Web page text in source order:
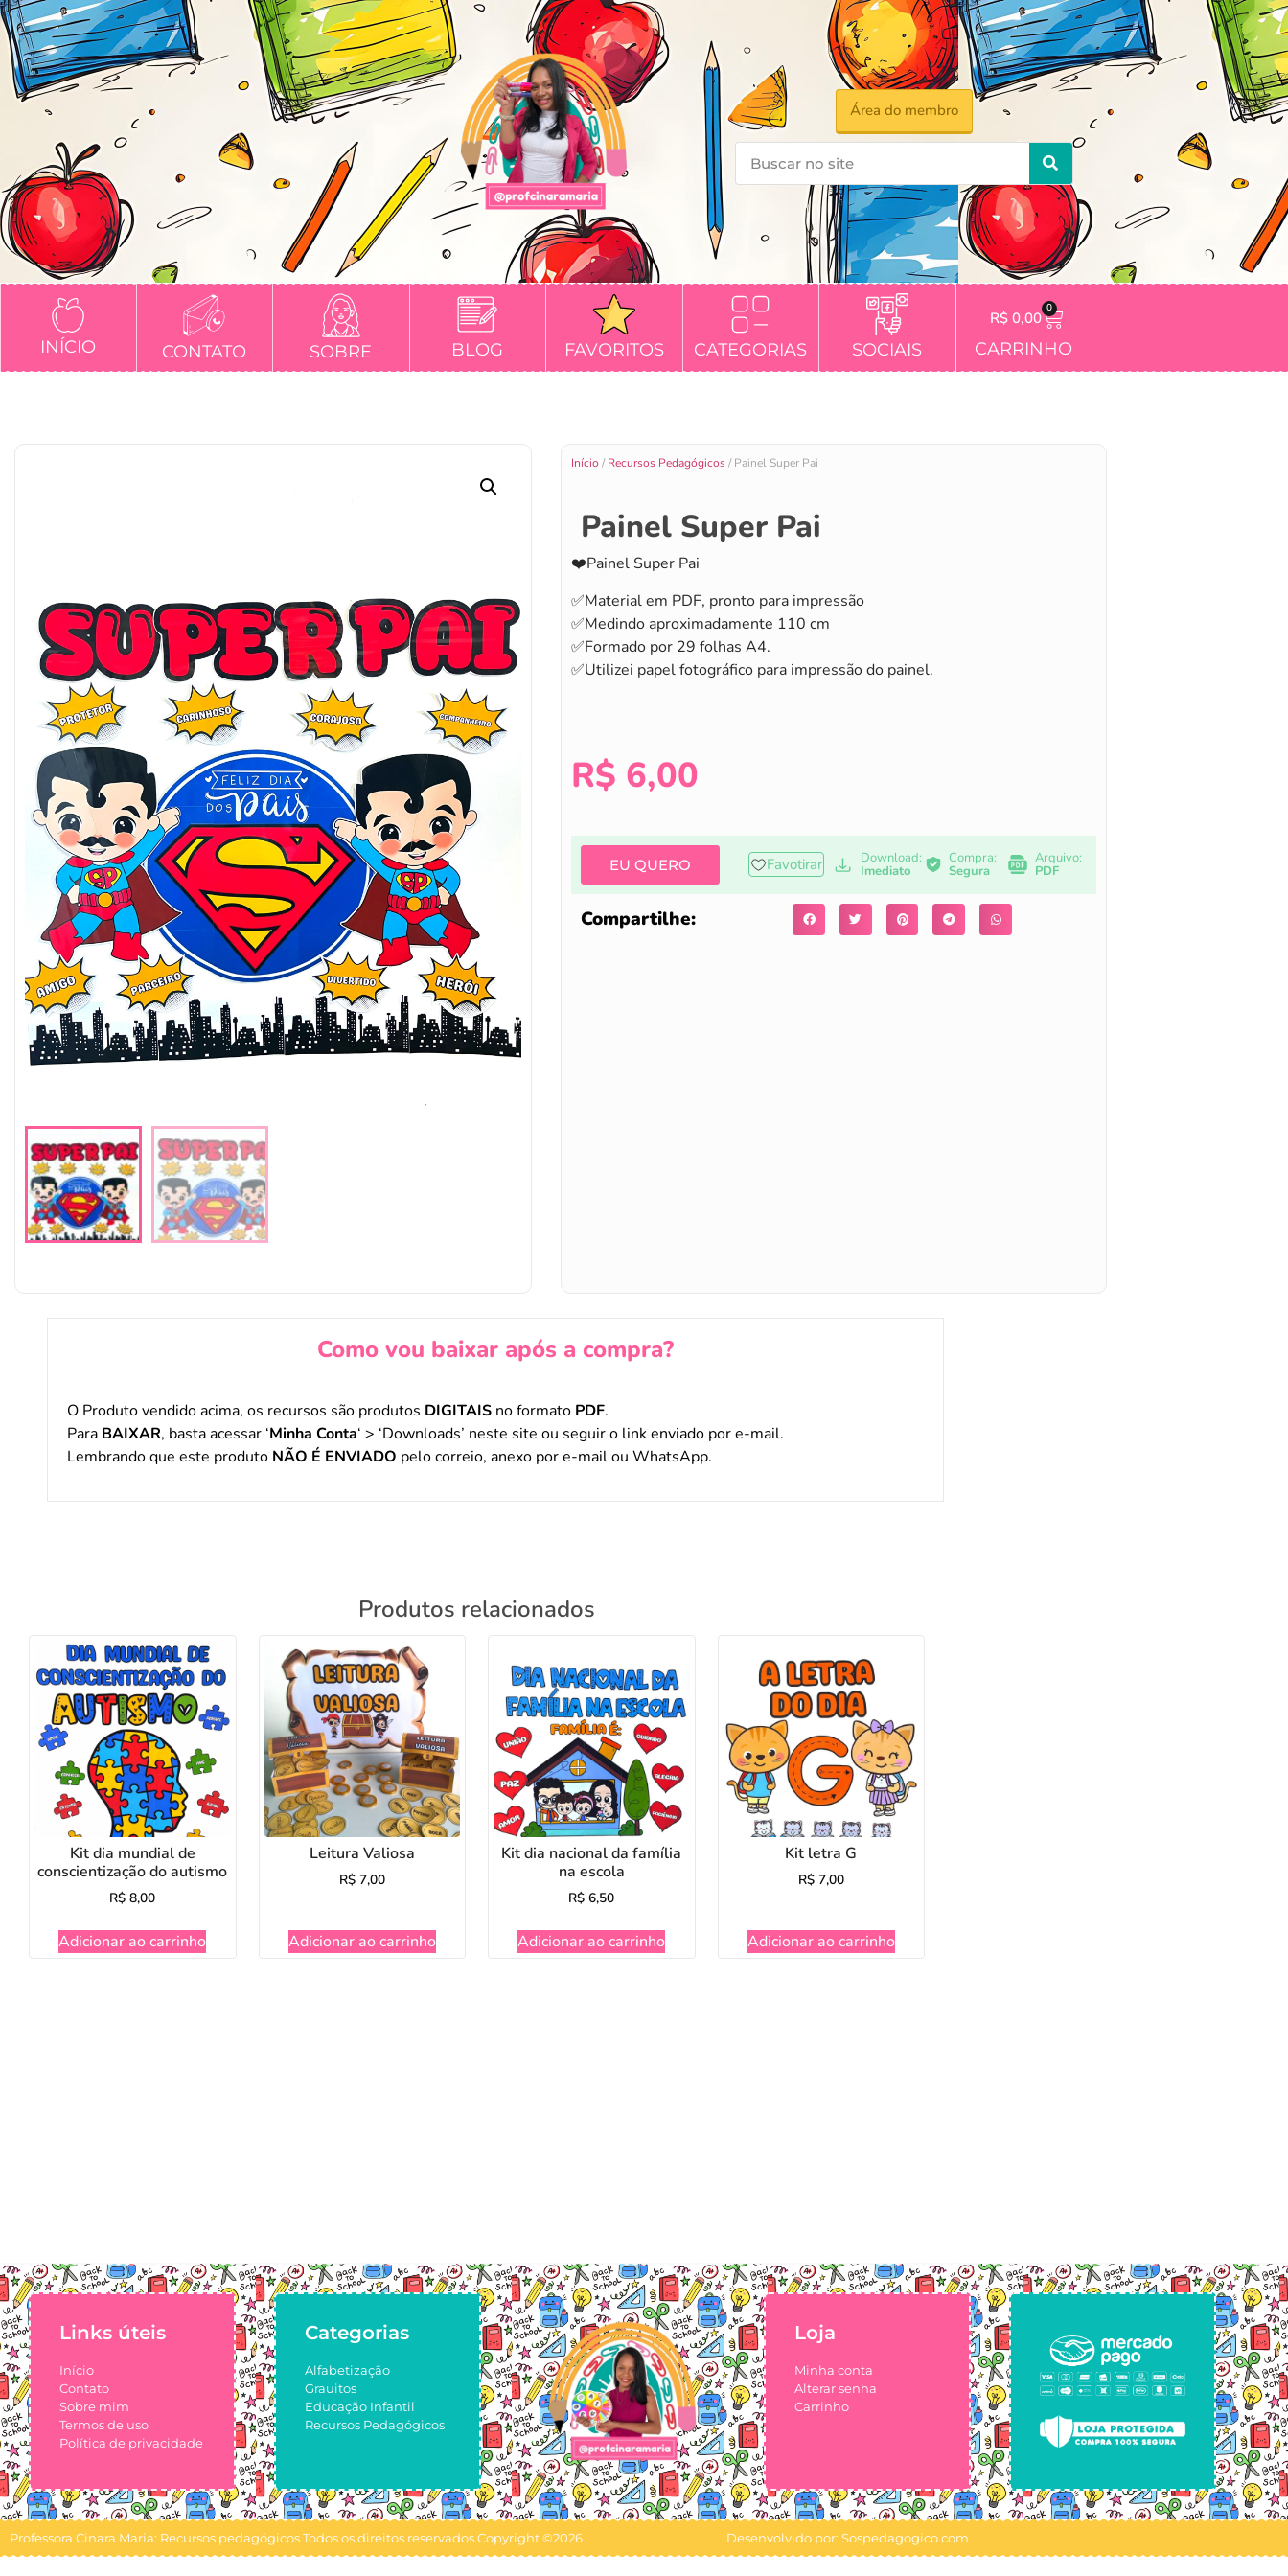
Área do membro
INÍCIO CONTATO SOBRE BLOG FAVORITOS CATEGORIAS SOCIAIS
R$0,00
0
CARRINHO
Início /Recursos Pedagógicos/ Painel Super Pai
Painel Super Pai
❤️Painel Super Pai
✅Material em PDF, pronto para impressão
✅Medindo aproximadamente 110 cm
✅Formado por 29 folhas A4.
✅Utilizei papel fotográfico para impressão do painel.
R$ 6,00
EU QUERO Favotirar Download:
Imediato
Compra:
Segura
Arquivo:
PDF
Compartilhe:
Como vou baixar após a compra?
O Produto vendido acima, os recursos são produtos DIGITAIS no formato PDF.
Para BAIXAR, basta acessar ‘Minha Conta‘ > ‘Downloads’ neste site ou seguir o link enviado por e-mail.
Lembrando que este produto NÃO É ENVIADO pelo correio, anexo por e-mail ou WhatsApp.
Produtos relacionados
Kit dia mundial de
conscientização do autismo
R$ 8,00
Adicionar ao carrinho
Leitura Valiosa
R$7,00
Adicionar ao carrinho
Kit dia nacional da família
na escola
R$ 6,50
Adicionar ao carrinho
Kit letra G
R$7,00
Adicionar ao carrinho
Links úteis
Início
Contato
Sobre mim
Termos de uso
Política de privacidade
Categorias
Alfabetização
Grauitos
Educação Infantil
Recursos Pedagógicos
Loja
Minha conta
Alterar senha
Carrinho
Professora Cinara Maria: Recursos pedagógicos Todos os direitos reservados.Copyright ©2026. Desenvolvido por: Sospedagogico.com